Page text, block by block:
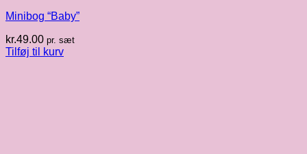
Minibog “Baby”
kr.49.00 pr. sæt
Tilføj til kurv